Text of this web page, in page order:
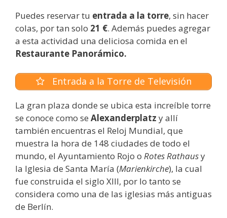
Puedes reservar tu entrada a la torre, sin hacer
colas, por tan solo 21 €. Además puedes agregar
a esta actividad una deliciosa comida en el
Restaurante Panorámico.
Entrada a la Torre de Televisión
La gran plaza donde se ubica esta increíble torre
se conoce como se Alexanderplatz y allí
también encuentras el Reloj Mundial, que
muestra la hora de 148 ciudades de todo el
mundo, el Ayuntamiento Rojo o Rotes Rathausy
la Iglesia de Santa María (Marienkirche), la cual
fue construida el siglo XIII, por lo tanto se
considera como una de las iglesias más antiguas
de Berlín.